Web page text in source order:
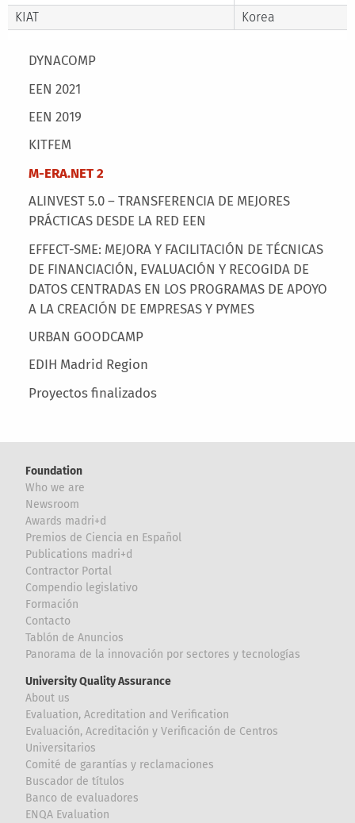
Main menu
DYNACOMP
EEN 2021
EEN 2019
KITFEM
M-ERA.NET 2
ALINVEST 5.0 – TRANSFERENCIA DE MEJORES
PRÁCTICAS DESDE LA RED EEN
EFFECT-SME: MEJORA Y FACILITACIÓN DE TÉCNICAS
DE FINANCIACIÓN, EVALUACIÓN Y RECOGIDA DE
DATOS CENTRADAS EN LOS PROGRAMAS DE APOYO
A LA CREACIÓN DE EMPRESAS Y PYMES
URBAN GOODCAMP
EDIH Madrid Region
Proyectos finalizados
KIAT
Korea
Foundation
Who we are
Newsroom
Awards madri+d
Premios de Ciencia en Español
Publications madri+d
Contractor Portal
Compendio legislativo
Formación
Contacto
Tablón de Anuncios
Panorama de la innovación por sectores y tecnologías
University Quality Assurance
About us
Evaluation, Acreditation and Verification
Evaluación, Acreditación y Verificación de Centros
Universitarios
Comité de garantías y reclamaciones
Buscador de títulos
Banco de evaluadores
ENQA Evaluation